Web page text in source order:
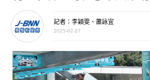
記者：李穎雯、蕭詠宜
2025-02-27